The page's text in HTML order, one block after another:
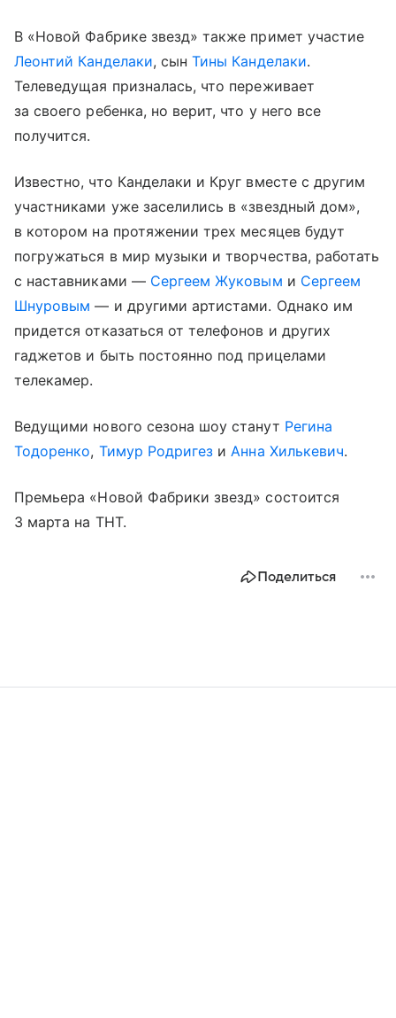
В «Новой Фабрике звезд» также примет участие
Леонтий Канделаки, сынТины Канделаки.
Телеведущая призналась, что переживает
за своего ребенка, но верит, что у него все
получится.
Известно, что Канделаки и Круг вместе с другим
участниками уже заселились в «звездный дом»,
в котором на протяжении трех месяцев будут
погружаться в мир музыки и творчества, работать
с наставниками — Сергеем Жуковым и Сергеем
Шнуровым — и другими артистами. Однако им
придется отказаться от телефонов и других
гаджетов и быть постоянно под прицелами
телекамер.
Ведущими нового сезона шоу станут Регина
Тодоренко, Тимур Родригез и Анна Хилькевич.
Премьера «Новой Фабрики звезд» состоится
3 марта на ТНТ.
Поделиться